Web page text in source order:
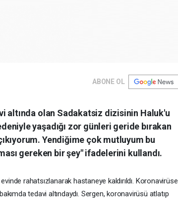
ABONE OL
altında olan Sadakatsiz dizisinin Haluk'u
yaşadığı zor günleri geride bırakan
Yendiğime çok mutluyum bu
gereken bir şey" ifadelerini kullandı.
rahatsızlanarak hastaneye kaldırıldı. Koronavirüse
tedavi altındaydı. Sergen, koronavirüsü atlatıp